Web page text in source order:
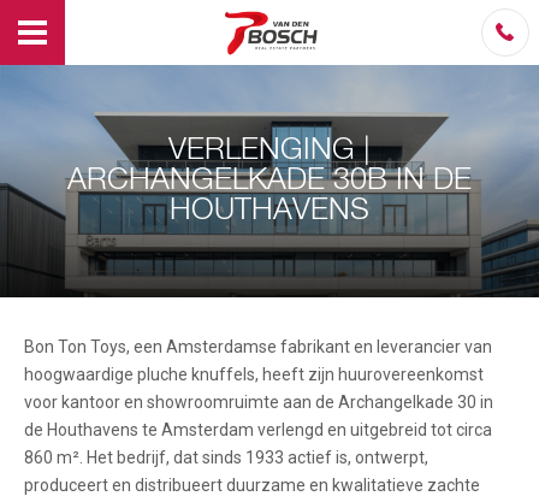
VERLENGING |
ARCHANGELKADE 30B IN DE
HOUTHAVENS
Bon Ton Toys, een Amsterdamse fabrikant en leverancier van
hoogwaardige pluche knuffels, heeft zijn huurovereenkomst
voor kantoor en showroomruimte aan de Archangelkade 30 in
de Houthavens te Amsterdam verlengd en uitgebreid tot circa
860 m². Het bedrijf, dat sinds 1933 actief is, ontwerpt,
produceert en distribueert duurzame en kwalitatieve zachte